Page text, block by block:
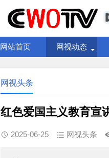
网站首页 网视动态
网视头条
红色爱国主义教育宣
2025-06-25 网视头条